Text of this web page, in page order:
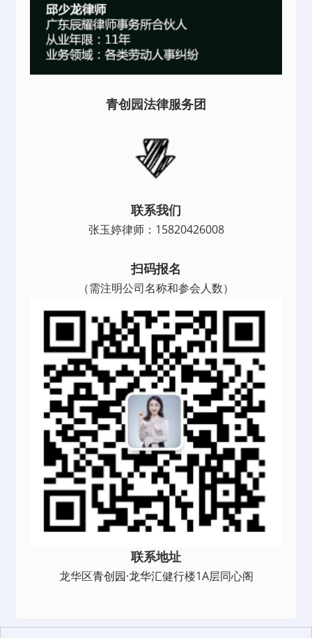
青创园法律服务团
联系我们
张玉婷律师：15820426008
扫码报名
（需注明公司名称和参会人数）
联系地址
龙华区青创园·龙华汇健行楼1A层同心阁